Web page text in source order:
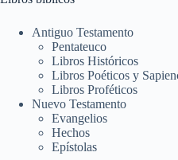
Antiguo Testamento
Pentateuco
Libros Históricos
Libros Poéticos y
Libros Proféticos
Nuevo Testamento
Evangelios
Hechos
Epístolas